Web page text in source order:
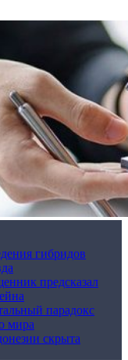
гибридов
предсказал
парадокс
мира
скрыта